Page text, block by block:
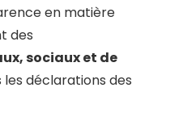
en matière
des
sociaux et de
les déclarations des